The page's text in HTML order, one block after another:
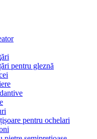
pentru gleznă
pentru ochelari